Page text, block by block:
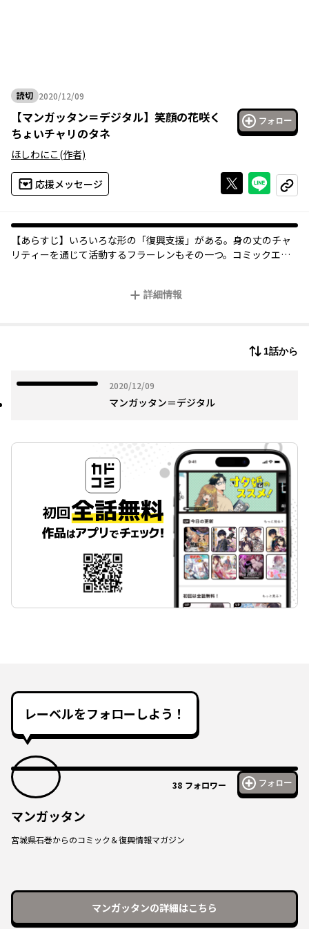
読切 2020/12/09
2020年12月09日
【マンガッタン＝デジタル】 笑顔の花咲く
ちょいチャリのタネ
フォロー
ほしわにこ(作者)
応援メッセージ Xで投稿する
ライン
コピー
【あらすじ】いろいろな形の「復興支援」がある。身の丈のチャ
リティーを通じて活動するフラーレンもその一つ。コミックエッ
●プロフィール：きものと猫をフォントを愛するコミックエッセ
詳細情報
1話から
2020/12/09
2020年12月09日
マンガッタン＝デジタル
レーベルをフォローしよう！
38 フォロワー フォロー
マンガッタン
宮城県石巻からのコミック＆復興情報マガジン
マンガッタンの詳細はこちら